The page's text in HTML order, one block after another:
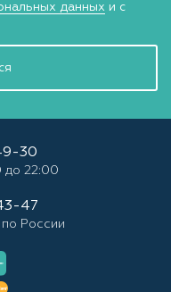
данных и с
30
до 22:00
47
России